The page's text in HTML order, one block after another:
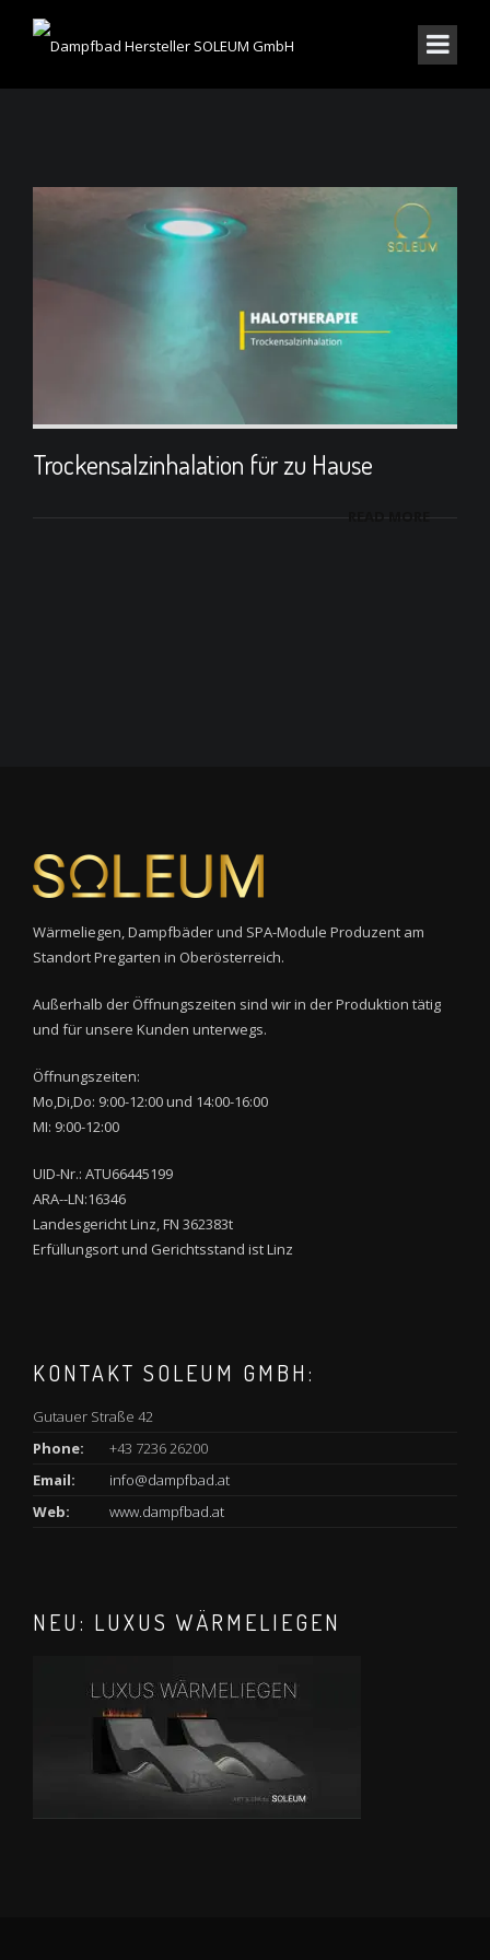
Trockensalzinhalation für zu Hause
READ MORE
Wärmeliegen, Dampfbäder und SPA-Module Produzent am
Standort Pregarten in Oberösterreich.
Außerhalb der Öffnungszeiten sind wir in der Produktion tätig
und für unsere Kunden unterwegs.
Öffnungszeiten:
Mo,Di,Do: 9:00-12:00 und 14:00-16:00
MI: 9:00-12:00
UID-Nr.: ATU66445199
ARA--LN:16346
Landesgericht Linz, FN 362383t
Erfüllungsort und Gerichtsstand ist Linz
KONTAKT SOLEUM GMBH:
Gutauer Straße 42
Phone:
+43 7236 26200
Email:
info@dampfbad.at
Web:
www.dampfbad.at
NEU: LUXUS WÄRMELIEGEN